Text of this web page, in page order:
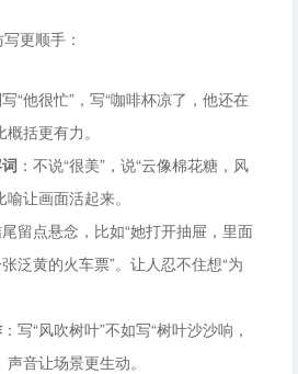
更顺手：
写“他很忙”，写“咖啡杯凉了，他还在
括更有力。
：不说“很美”，说“云像棉花糖，风
让画面活起来。
尾留点悬念，比如“她打开抽屉，里面
泛黄的火车票”。让人忍不住想“为
：写“风吹树叶”不如写“树叶沙沙响，
音让场景更生动。